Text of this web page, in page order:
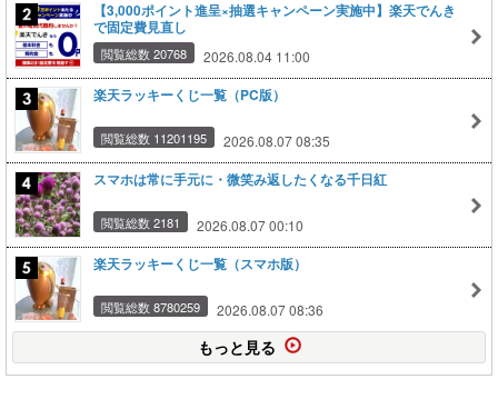
【3,000ポイント進呈×抽選キャンペーン実施中】楽天でんき
で固定費見直し
閲覧総数 20768 2026.08.04 11:00
楽天ラッキーくじ一覧（PC版）
閲覧総数 11201195 2026.08.07 08:35
スマホは常に手元に・微笑み返したくなる千日紅
閲覧総数 2181 2026.08.07 00:10
楽天ラッキーくじ一覧（スマホ版）
閲覧総数 8780259 2026.08.07 08:36
もっと見る